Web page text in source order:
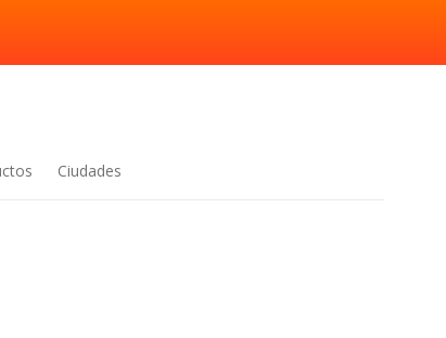
Ciudades